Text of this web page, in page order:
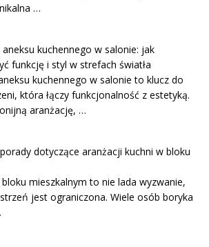
…
kuchennego w salonie: jak
funkcję i styl w strefach światła
kuchennego w salonie to klucz do
która łączy funkcjonalność z estetyką.
aranżację, …
dotyczące aranżacji kuchni w bloku
mieszkalnym to nie lada wyzwanie,
jest ograniczona. Wiele osób boryka